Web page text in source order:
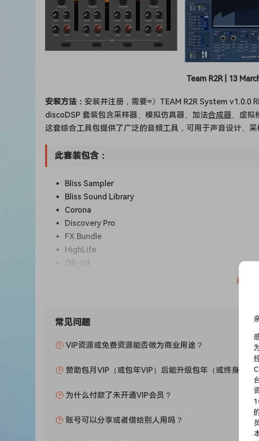
Team R2R | 13
安装方法： 安装并注册，需要=》TEAM R2R System v1.0.0
discoDSP 套装包含采样器、模拟仿真器、加法合成器 、虚
这套综合工具包提供了广泛的音频工具，可用于声音设计、
此套装包含：
Bliss Sampler
Bliss Sound Library
Corona
Discovery Pro
FX Bundle
HighLife
OB-Xd
系统要求
Windows 7 及更高版本（仅限 64 位）
4GB 内存或更多
The discoDSP Bundle includes samplers, analog
阅读全
常见问题
VIP资源或免费资源能否做为商业用途？
赞助包月VIP（或包年VIP）后能升级包年（或终身VIP
为什么付款了未开通VIP会员？
账号可以分享或者借给别人用吗？